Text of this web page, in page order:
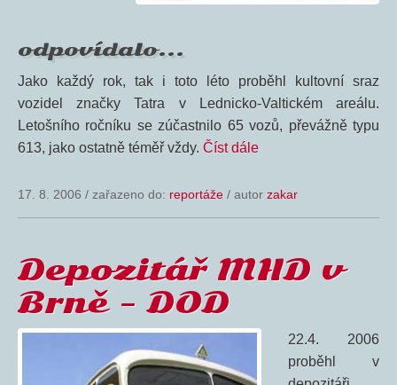
odpovídalo…
Jako každý rok, tak i toto léto proběhl kultovní sraz
vozidel značky Tatra v Lednicko-Valtickém areálu.
Letošního ročníku se zúčastnilo 65 vozů, převážně typu
613, jako ostatně téměř vždy. Číst dále
17. 8. 2006 / zařazeno do: reportáže / autor zakar
Depozitář MHD v
Brně – DOD
22.4. 2006
proběhl v